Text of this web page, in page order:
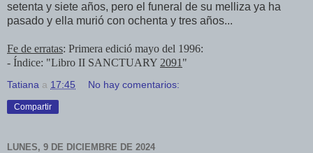
setenta y siete años, pero el funeral de su melliza ya ha
pasado y ella murió con ochenta y tres años...
Fe de erratas: Primera edició mayo del 1996:
- Índice: "Libro II SANCTUARY 2091 "
Tatiana a 17:45 No hay comentarios:
Compartir
LUNES, 9 DE DICIEMBRE DE 2024